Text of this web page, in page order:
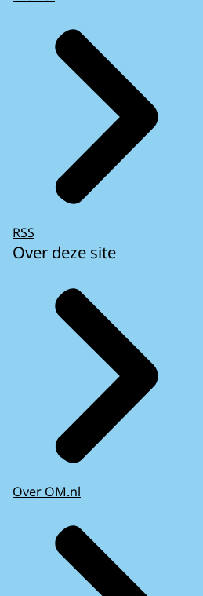
RSS
Over deze site
Over OM.nl